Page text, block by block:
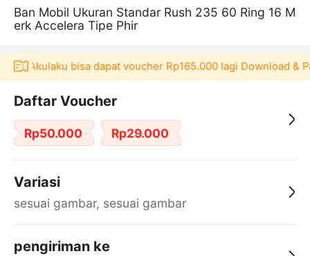
Ban Mobil Ukuran Standar Rush 235 60 Ring 16 M
erk Accelera Tipe Phir
Akulaku bisa dapat voucher Rp165.000 lagi Download &
Daftar Voucher
Rp50.000 Rp29.000
Variasi
sesuai gambar, sesuai gambar
pengiriman ke